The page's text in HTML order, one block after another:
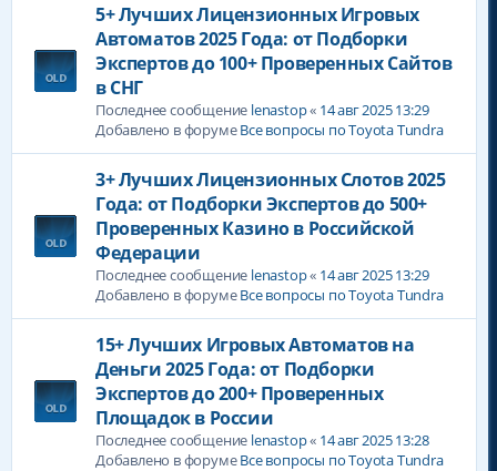
5+ Лучших Лицензионных Игровых
Автоматов 2025 Года: от Подборки
Экспертов до 100+ Проверенных Сайтов
в СНГ
Последнее сообщение lenastop« 14 авг 2025 13:29
Добавлено в форумеВсе вопросы по Toyota Tundra
3+ Лучших Лицензионных Слотов 2025
Года: от Подборки Экспертов до 500+
Проверенных Казино в Российской
Федерации
Последнее сообщение lenastop« 14 авг 2025 13:29
Добавлено в форумеВсе вопросы по Toyota Tundra
15+ Лучших Игровых Автоматов на
Деньги 2025 Года: от Подборки
Экспертов до 200+ Проверенных
Площадок в России
Последнее сообщение lenastop« 14 авг 2025 13:28
Добавлено в форумеВсе вопросы по Toyota Tundra